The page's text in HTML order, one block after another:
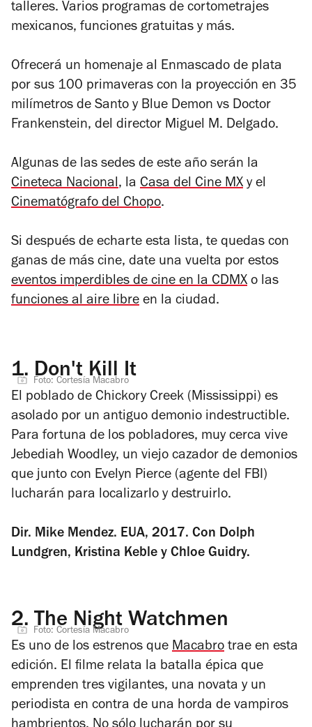
talleres. Varios programas de cortometrajes
mexicanos, funciones gratuitas y más.
Ofrecerá un homenaje al Enmascado de plata
por sus 100 primaveras con la proyección en 35
milímetros de Santo y Blue Demon vs Doctor
Frankenstein, del director Miguel M. Delgado.
Algunas de las sedes de este año serán la
Cineteca Nacional, la Casa del Cine MX y el
Cinematógrafo del Chopo.
Si después de echarte esta lista, te quedas con
ganas de más cine, date una vuelta por estos
eventos imperdibles de cine en la CDMX o las
funciones al aire libre en la ciudad.
1. Don't Kill It
Foto: Cortesía Macabro
El poblado de Chickory Creek (Mississippi) es
asolado por un antiguo demonio indestructible.
Para fortuna de los pobladores, muy cerca vive
Jebediah Woodley, un viejo cazador de demonios
que junto con Evelyn Pierce (agente del FBI)
lucharán para localizarlo y destruirlo.
Dir. Mike Mendez. EUA, 2017. Con Dolph
Lundgren, Kristina Keble y Chloe Guidry.
2. The Night Watchmen
Foto: Cortesía Macabro
Es uno de los estrenos que Macabro trae en esta
edición. El filme relata la batalla épica que
emprenden tres vigilantes, una novata y un
periodista en contra de una horda de vampiros